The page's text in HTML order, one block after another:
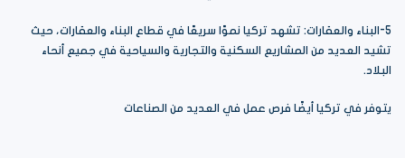
5-البناء والعقارات: تشهد تركيا نموًا سريعًا في قطاع البناء والعقارات، حيث
تشيد العديد من المشاريع السكنية والتجارية والسياحية في جميع أنحاء
البلاد.
يتوفر في تركيا أيضًا فرص عمل في العديد من الصناعات